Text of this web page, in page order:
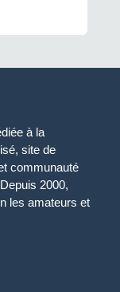
à la
site de
communauté
2000,
les amateurs et